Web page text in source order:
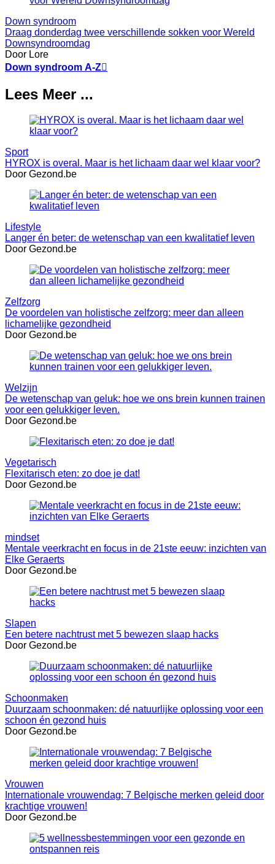
Down syndroom
Draag donderdag twee verschillende sokken voor Wereld
Downsyndroomdag
Door Lore
Down syndroom A-Z
Lees Meer ...
Sport
HYROX is overal. Maar is het lichaam daar wel klaar voor?
Door Gezond.be
Lifestyle
Langer én beter: de wetenschap van een kwalitatief leven
Door Gezond.be
Zelfzorg
De voordelen van holistische zelfzorg: meer dan alleen
lichamelijke gezondheid
Door Gezond.be
Welzijn
De wetenschap van geluk: hoe we ons brein kunnen trainen
voor een gelukkiger leven.
Door Gezond.be
Vegetarisch
Flexitarisch eten: zo doe je dat!
Door Gezond.be
mindset
Mentale veerkracht en focus in de 21ste eeuw: inzichten van
Elke Geraerts
Door Gezond.be
Slapen
Een betere nachtrust met 5 bewezen slaap hacks
Door Gezond.be
Schoonmaken
Duurzaam schoonmaken: dé natuurlijke oplossing voor een
schoon én gezond huis
Door Gezond.be
Vrouwen
Internationale vrouwendag: 7 Belgische merken geleid door
krachtige vrouwen!
Door Gezond.be